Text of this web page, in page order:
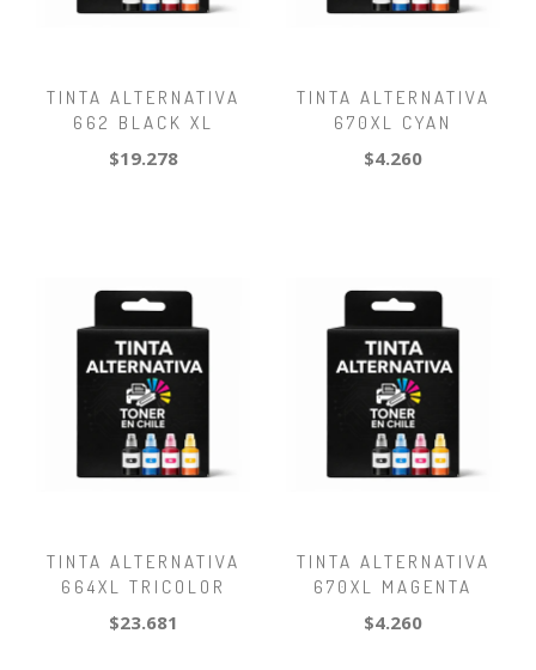
TINTA ALTERNATIVA
662 BLACK XL
$19.278
TINTA ALTERNATIVA
670XL CYAN
$4.260
TINTA ALTERNATIVA
664XL TRICOLOR
$23.681
TINTA ALTERNATIVA
670XL MAGENTA
$4.260